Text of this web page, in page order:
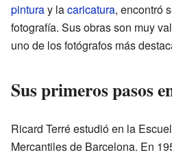
pinturay lacaricatura, encontró
fotografía. Sus obras son muy
uno de los fotógrafos más
Sus primeros pasos
Ricard Terré estudió en la
Mercantiles de Barcelona. En